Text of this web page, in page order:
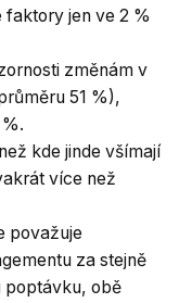
jen ve 2 %
změnám v
51 %),
kde jinde všímají
více než
považuje
za stejně
poptávku, obě